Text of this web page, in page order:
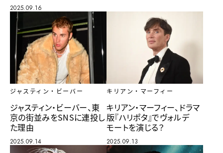
2025.09.16
ジャスティン・ビーバー
ジャスティン・ビーバー、東
京の街並みをSNSに連投し
た理由
2025.09.14
キリアン・マーフィー
キリアン・マーフィー、ドラマ
版『ハリポタ』でヴォルデ
モートを演じる？
2025.09.13